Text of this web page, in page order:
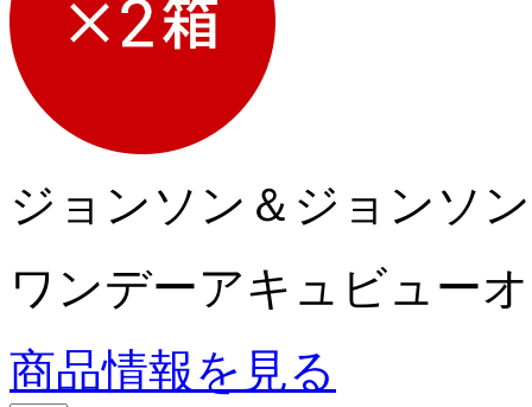
ジョンソン＆ジョンソン
ワンデーアキュビュー
商品情報を見る